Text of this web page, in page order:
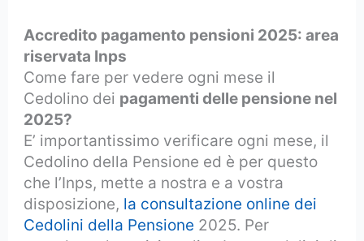
Accredito pagamento pensioni 2025: area
riservata Inps
Come fare per vedere ogni mese il
Cedolino dei pagamenti delle pensione nel
2025?
E’ importantissimo verificare ogni mese, il
Cedolino della Pensione ed è per questo
che l’Inps, mette a nostra e a vostra
disposizione, la consultazione online dei
Cedolini della Pensione 2025. Per